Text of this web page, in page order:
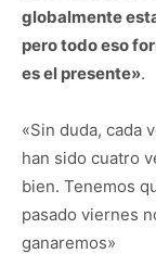
globalmente
pero todo eso
es el presente».
«Sin duda, cada
han sido cuatro
bien. Tenemos
pasado viernes
ganaremos»